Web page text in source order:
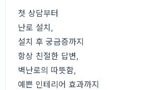
첫 상담부터
난로 설치,
설치 후 궁금증까지
항상 친절한 답변,
벽난로의 따뜻함,
예쁜 인테리어 효과까지